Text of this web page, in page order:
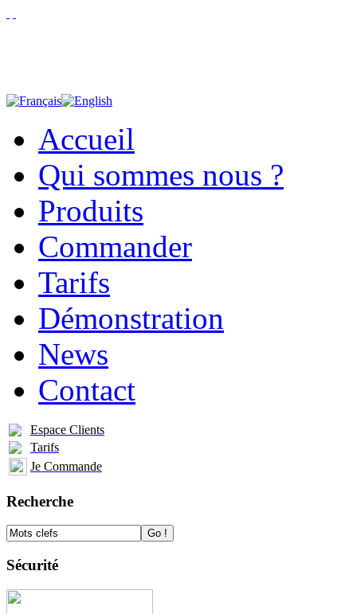
Accueil
Qui sommes nous ?
Produits
Commander
Tarifs
Démonstration
News
Contact
Espace Clients
Tarifs
Je Commande
Recherche
Sécurité